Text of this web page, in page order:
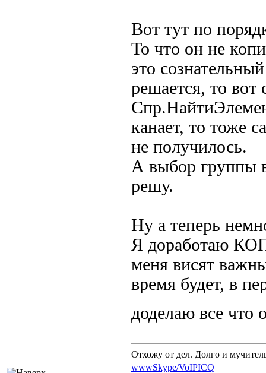
Вот тут по
То что он не
это
решается, то
канает, то тоже
не получилось.
А выбор группы
решу.
Ну а теперь
Я доработаю
меня висят
время будет, в
доделаю все
Отхожу от дел. Долго и
wwwSkype/VoIPICQ